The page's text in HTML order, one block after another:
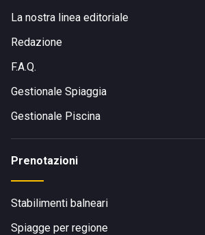
La nostra linea editoriale
Redazione
F.A.Q.
Gestionale Spiaggia
Gestionale Piscina
Prenotazioni
Stabilimenti balneari
Spiagge per regione